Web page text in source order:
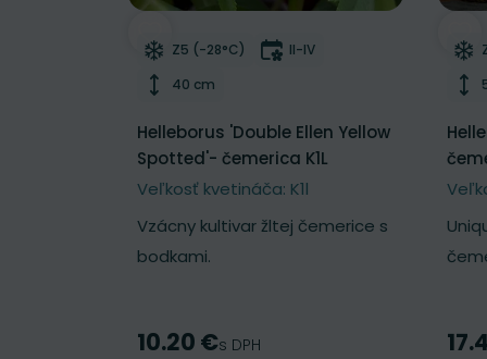
Odober do zoznamu želaní
Mrazuvzdornosť
Z5 (-28°C) Doba kvitnutia
II-IV
Výška rastliny
40 cm
Helleborus 'Double Ellen Yellow
Spotted'- čemerica K1L
Veľkosť kvetináča: K1l
Vzácny kultivar žltej čemerice s
bodkami.
Cena
10.20 €s DPH